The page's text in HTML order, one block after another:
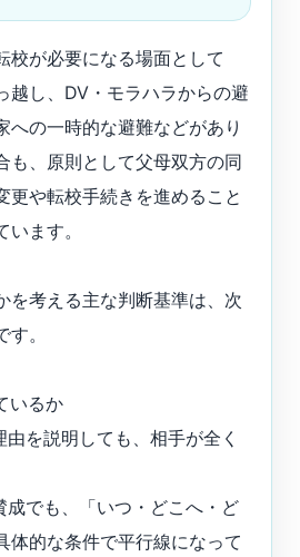
校が必要になる場面として
越し、DV・モラハラからの避
への一時的な避難などがあり
も、原則として父母双方の同
更や転校手続きを進めること
ます。
を考える主な判断基準は、次
。
いるか
を説明しても、相手が全く
成でも、「いつ・どこへ・ど
体的な条件で平行線になって